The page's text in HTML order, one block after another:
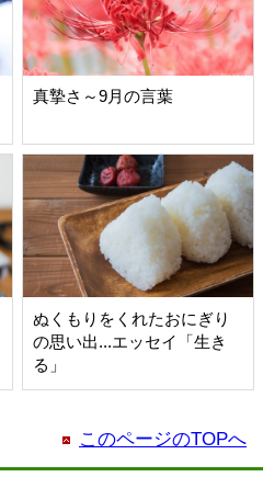
真摯さ～9月の言葉
ぬくもりをくれたおにぎり
の思い出...エッセイ「生き
る」
このページのTOPへ